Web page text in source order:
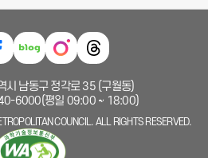
시 남동구 정각로 35 (구월동)
6000(평일 09:00 ~ 18:00)
COUNCIL. ALL RIGHTS RESERVED.